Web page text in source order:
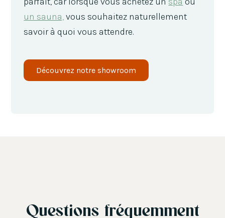
un sauna,vous souhaitez naturellement
savoir à quoi vous attendre.
Découvrez notre showroom
Questions fréquemment